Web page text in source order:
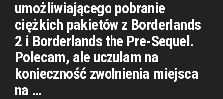
umożliwiającego pobranie
ciężkich pakietów z Borderlands
2 i Borderlands the Pre-Sequel.
Polecam, ale uczulam na
konieczność zwolnienia miejsca
na …